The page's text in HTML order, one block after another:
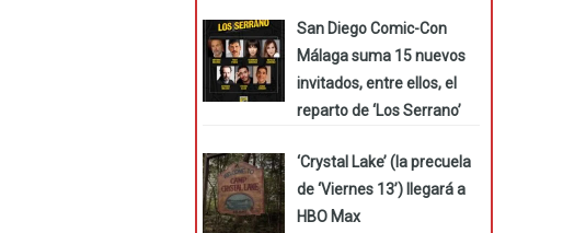
San Diego Comic-Con
Málaga suma 15 nuevos
invitados, entre ellos, el
reparto de ‘Los Serrano’
‘Crystal Lake’ (la precuela
de ‘Viernes 13’) llegará a
HBO Max